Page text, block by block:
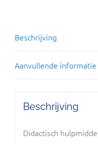
Beschrijving
Aanvullende informatie
Beschrijving
Didactisch